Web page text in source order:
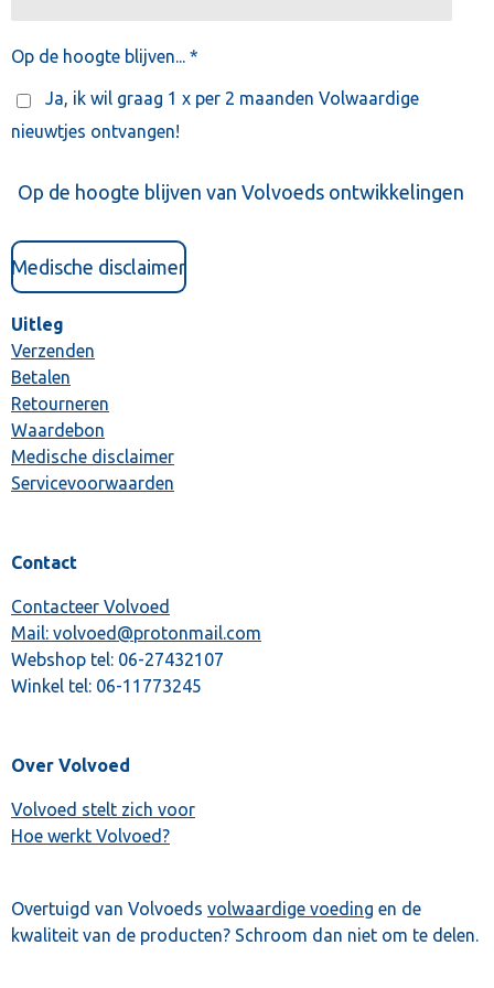
Op de hoogte blijven... *
Ja, ik wil graag 1 x per 2 maanden Volwaardige
nieuwtjes ontvangen!
Op de hoogte blijven van Volvoeds ontwikkelingen
Medische disclaimer
Uitleg
Verzenden
Betalen
Retourneren
Waardebon
Medische disclaimer
Servicevoorwaarden
Contact
Contacteer Volvoed
Mail: volvoed@protonmail.com
Webshop tel: 06-27432107
Winkel tel: 06-11773245
Over Volvoed
Volvoed stelt zich voor
Hoe werkt Volvoed?
Overtuigd van Volvoeds volwaardige voeding en de
kwaliteit van de producten? Schroom dan niet om te delen.